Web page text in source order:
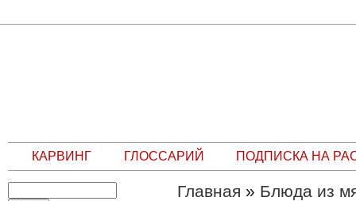
КАРВИНГ ГЛОССАРИЙ ПОДПИСКА НА
Главная » Блюда из